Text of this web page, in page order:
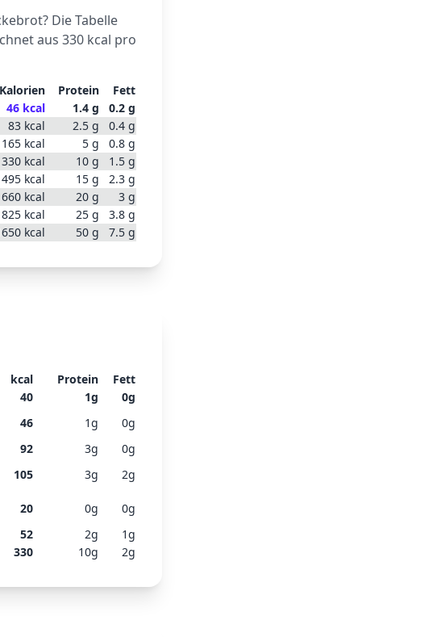
? Die Tabelle
aus 330 kcal pro
Kalorien Protein
Fett
46 kcal 1.4 g 0.2 g
83 kcal 2.5 g 0.4 g
165 kcal 5 g 0.8 g
330 kcal 10 g 1.5 g
495 kcal 15 g 2.3 g
660 kcal 20 g 3 g
825 kcal 25 g 3.8 g
kcal 50 g 7.5 g
kcal Protein
Fett
40 1g 0g
46 1g 0g
92 3g 0g
105 3g 2g
20 0g 0g
52 2g 1g
330 10g 2g